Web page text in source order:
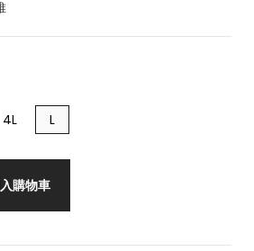
4L L
購物車